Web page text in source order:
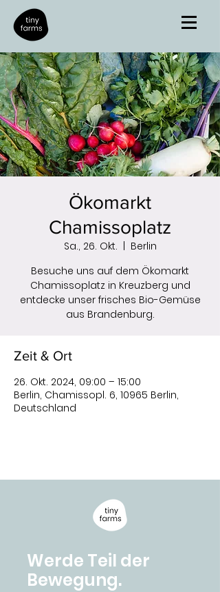
Ökomarkt
Chamissoplatz
Sa., 26. Okt.
Berlin
Besuche uns auf dem Ökomarkt
Chamissoplatz in Kreuzberg und
entdecke unser frisches Bio-Gemüse
aus Brandenburg.
Zeit & Ort
26. Okt. 2024, 09:00 – 15:00
Berlin, Chamissopl. 6, 10965 Berlin,
Deutschland
Werde Teil der
Bewegung.